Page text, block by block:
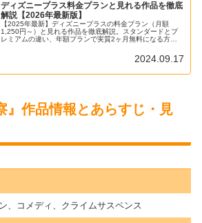
ディズニープラス料金プランと見れる作品を徹底
解説【2026年最新版】
【2025年最新】ディズニープラスの料金プラン（月額
1,250円～）と見れる作品を徹底解説。スタンダードとプ
レミアムの違い、年額プランで実質2ヶ月無料になる方
品、メリット・デメリットまで完全網羅。無料体験がなく
2024.09.17
』作品情報とあらすじ・見
、コメディ、クライムサスペンス